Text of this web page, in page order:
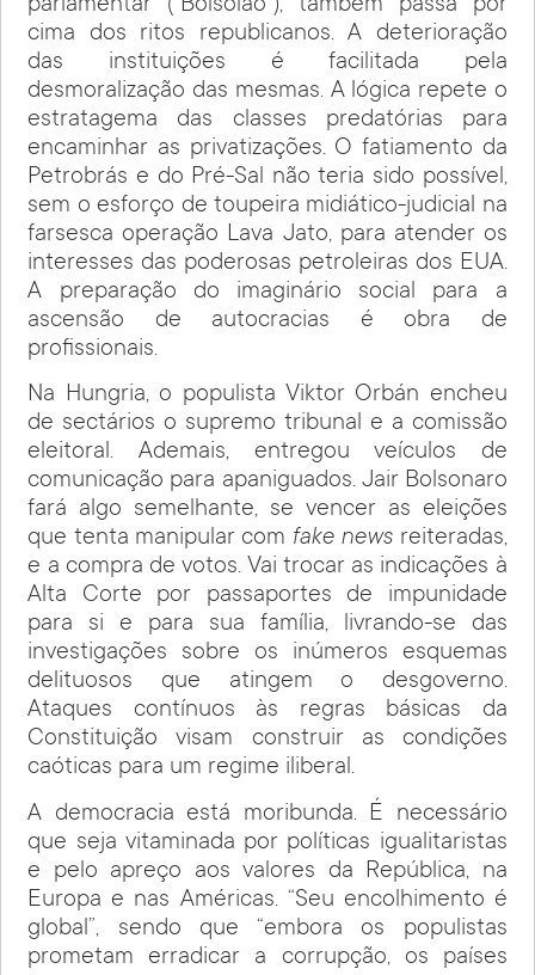
parlamentar (“Bolsolão”), também passa por
cima dos ritos republicanos. A deterioração
das instituições é facilitada pela
desmoralização das mesmas. A lógica repete o
estratagema das classes predatórias para
encaminhar as privatizações. O fatiamento da
Petrobrás e do Pré-Sal não teria sido possível,
sem o esforço de toupeira midiático-judicial na
farsesca operação Lava Jato, para atender os
interesses das poderosas petroleiras dos EUA.
A preparação do imaginário social para a
ascensão de autocracias é obra de
profissionais.
Na Hungria, o populista Viktor Orbán encheu
de sectários o supremo tribunal e a comissão
eleitoral. Ademais, entregou veículos de
comunicação para apaniguados. Jair Bolsonaro
fará algo semelhante, se vencer as eleições
que tenta manipular com fake news reiteradas,
e a compra de votos. Vai trocar as indicações à
Alta Corte por passaportes de impunidade
para si e para sua família, livrando-se das
investigações sobre os inúmeros esquemas
delituosos que atingem o desgoverno.
Ataques contínuos às regras básicas da
Constituição visam construir as condições
caóticas para um regime iliberal.
A democracia está moribunda. É necessário
que seja vitaminada por políticas igualitaristas
e pelo apreço aos valores da República, na
Europa e nas Américas. “Seu encolhimento é
global”, sendo que “embora os populistas
prometam erradicar a corrupção, os países